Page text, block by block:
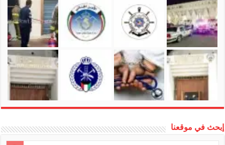
إبحث في موقعنا